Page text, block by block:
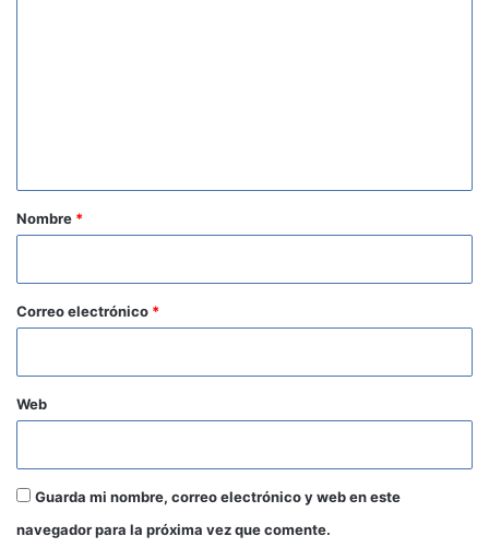
r
o
*
Nombre *
Correo electrónico *
Web
Guarda mi nombre, correo electrónico y web en este
navegador para la próxima vez que comente.